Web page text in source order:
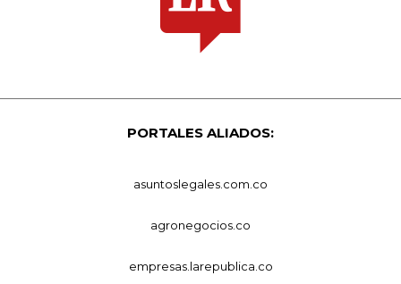
PORTALES ALIADOS:
asuntoslegales.com.co
agronegocios.co
empresas.larepublica.co